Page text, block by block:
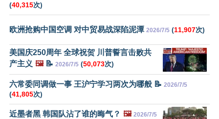
(40,315次)
欧洲抢购中国空调 对中贸易战深陷泥潭 2026/7/5 (11,907次)
美国庆250周年 全球祝贺 川普誓言击败共
产主义 🖼️📝 2026/7/5 (50,073次)
六常委同调做一事 王沪宁学习两次为哪般 📝 2026/7/5
(41,805次)
近墨者黑 韩国队沾了谁的晦气？ 🖼️ 2026/7/5